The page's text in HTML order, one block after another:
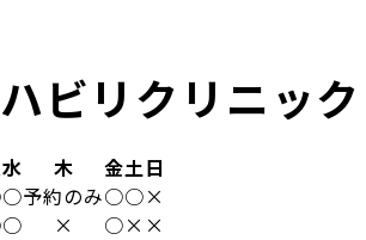
ビリクリニック
水 木 金土日
○予約のみ○○×
○ × ○× ×